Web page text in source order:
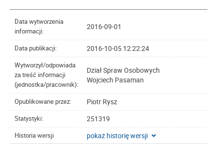
Data wytworzenia
informacji:
2016-09-01
Data publikacji: 2016-10-05 12:22:24
Wytworzył/odpowiada
za treść informacji
(jednostka/pracownik):
Dział Spraw Osobowych
Wojciech Pasaman
Opublikowane przez: Piotr Rysz
Statystyki: 251319
Historia wersji pokaż historię wersji